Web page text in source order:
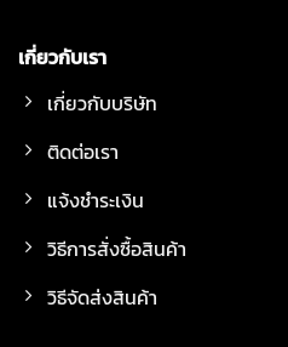
เกี่ยวกับเรา
เกี่ยวกับบริษัท
ติดต่อเรา
แจ้งชำระเงิน
วิธีการสั่งซื้อสินค้า
วิธีจัดส่งสินค้า